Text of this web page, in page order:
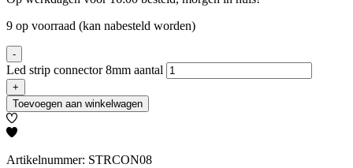
9 op voorraad (kan nabesteld worden)
-
Led strip connector 8mm aantal
+
Toevoegen aan winkelwagen
Artikelnummer: STRCON08